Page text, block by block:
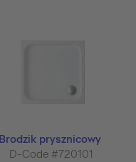
Brodzik prysznicowy
D-Code #720101